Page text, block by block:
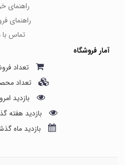
راهنمای
راهنمای
تماس با
آمار فروشگاه
تعداد
تعداد محصول:
بازدید امروز :
بازدید هفته
بازدید ماه گذشته: